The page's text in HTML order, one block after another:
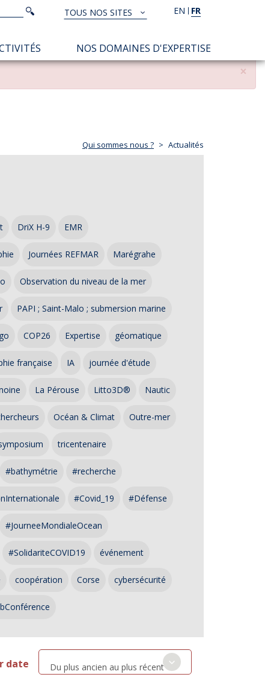
EN FR
TOUS
NOS
SITES
TOUS NOS SITES
Rechercher
Rechercher
NOS DOMAINES D'EXPERTISE
×
Qui sommes nous ? Actualités
DriX H-9 EMR
Journées REFMAR Marégrahe
Observation du niveau de la mer
PAPI ; Saint-Malo ; submersion marine
COP26 Expertise géomatique
française IA journée d'étude
La Pérouse Litto3D® Nautic
Océan & Climat Outre-mer
tricentenaire
#bathymétrie #recherche
#Covid_19 #Défense
#JourneeMondialeOcean
#SolidariteCOVID19 événement
coopération Corse cybersécurité
date Du plus ancien au plus récent